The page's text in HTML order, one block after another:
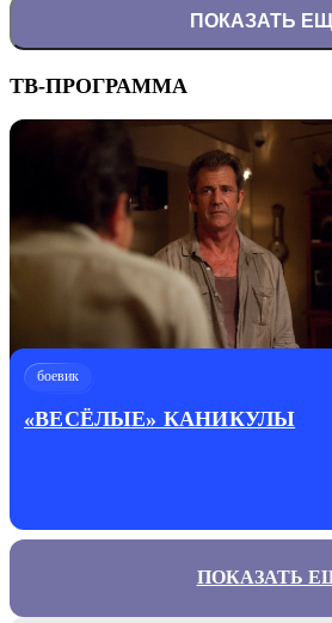
ПОКАЗАТЬ
ТВ-ПРОГРАММА
боевик
«ВЕСЁЛЫЕ» КАНИКУЛЫ
ПОКАЗАТЬ